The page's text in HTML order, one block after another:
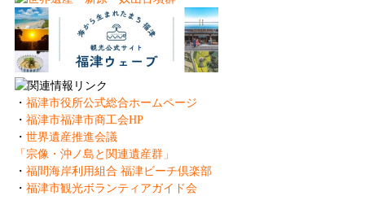
・ 福津市役所公式総合ホームページ
・ 福津市福津市商工会HP
・ 世界遺産推進会議
「宗像・沖ノ島と関連遺産群」
・ 福間海岸利用組合 福津ビーチ倶楽部
・ 福津市観光ボランティアガイド会